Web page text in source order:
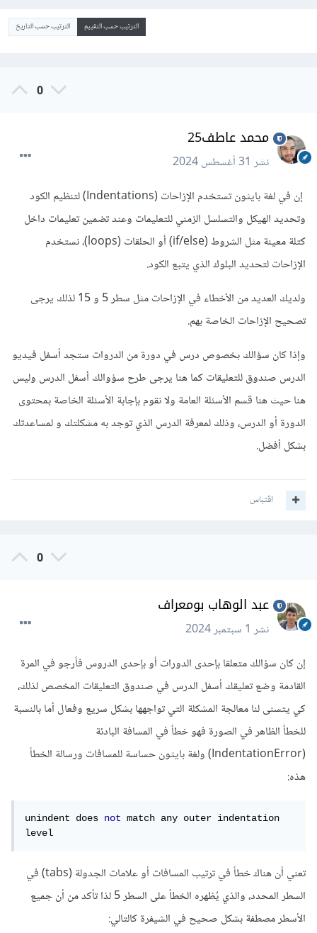
الترتيب حسب التقييم الترتيب حسب التاريخ
0
محمد عاطف25
نشر31 أغسطس 2024
إن في لغة بايثون تستخدم الإزاحات (Indentations) لتنظيم الكود
وتحديد الهيكل والتسلسل الزمني للتعليمات وعند تضمين تعليمات داخل
كتلة معينة مثل الشروط (if/else) أو الحلقات (loops)، نستخدم
الإزاحات لتحديد البلوك الذي يتبع الكود.
ولديك العديد من الأخطاء في الإزاحات مثل سطر 5 و 15 لذلك يرجى
تصحيح الإزاحات الخاصة بهم.
وإذا كان سؤالك بخصوص درس في دورة من الدروات ستجد أسفل فيديو
الدرس صندوق للتعليقات كما هنا يرجى طرح سؤوالك أسفل الدرس وليس
هنا حيث هنا قسم الأسئلة العامة ولا نقوم بإجابة الأسئلة الخاصة بمحتوى
الدورة أو الدرس، وذلك لمعرفة الدرس الذي توجد به مشكلتك و لمساعدتك
بشكل أفضل.
اقتباس
0
عبد الوهاب بومعراف
نشر1 سبتمبر 2024
إن كان سؤالك متعلقا بإحدى الدورات أو بإحدى الدروس فأرجو في المرة
القادمة وضع تعليقك أسفل الدرس في صندوق التعليقات المخصص لذلك،
كي يتسنى لنا معالجة المشكلة التي تواجهها بشكل سريع وفعال أما بالنسبة
للخطأ الظاهر في الصورة فهو خطأ في المسافة البادئة
(IndentationError) ولغة بايثون حساسة للمسافات ورسالة الخطأ
هذه:
unindent does not match any outer indentation
level
تعني أن هناك خطأ في ترتيب المسافات أو علامات الجدولة (tabs) في
السطر المحدد، والذي يُظهره الخطأ على السطر 5 لذا تأكد من أن جميع
الأسطر مصطفة بشكل صحيح في الشيفرة كالتالي: